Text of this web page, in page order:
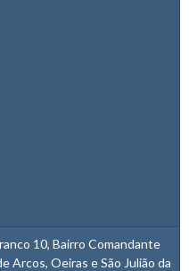
10, Bairro Comandante
Arcos, Oeiras e São Julião da